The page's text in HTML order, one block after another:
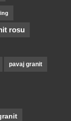
rosu
pavaj granit